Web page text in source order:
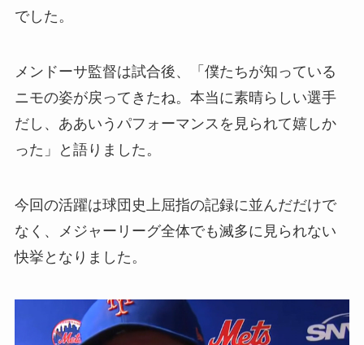
でした。
メンドーサ監督は試合後、「僕たちが知っている
ニモの姿が戻ってきたね。本当に素晴らしい選手
だし、ああいうパフォーマンスを見られて嬉しか
った」と語りました。
今回の活躍は球団史上屈指の記録に並んだだけで
なく、メジャーリーグ全体でも滅多に見られない
快挙となりました。